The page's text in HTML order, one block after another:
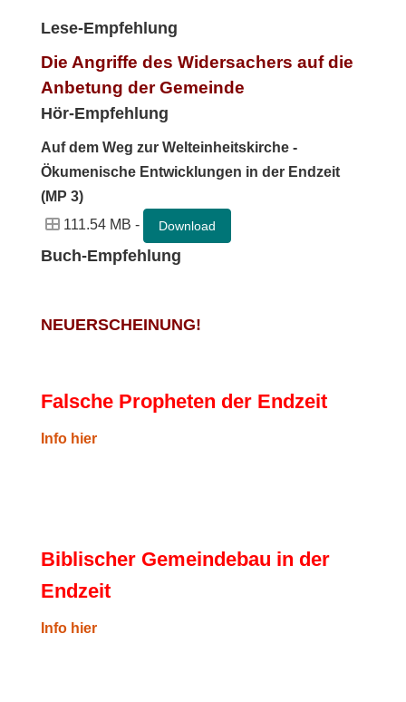
Lese-Empfehlung
Die Angriffe des Widersachers auf die
Anbetung der Gemeinde
Hör-Empfehlung
Auf dem Weg zur Welteinheitskirche -
Ökumenische Entwicklungen in der Endzeit
(MP 3)
111.54 MB -
Download
Buch-Empfehlung
NEUERSCHEINUNG!
Falsche Propheten der Endzeit
nfo hier
Biblischer Gemeindebau in der
Endzeit
Info hier